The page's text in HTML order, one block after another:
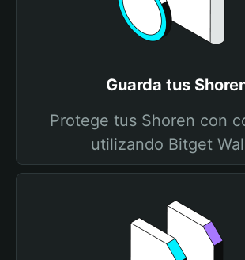
Guarda tus
Protege tus Shoren con
utilizando Bitget